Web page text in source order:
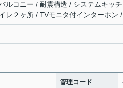
ルコニー / 耐震構造 / システムキッ
レ２ヶ所 / TVモニタ付インターホン
管理コード